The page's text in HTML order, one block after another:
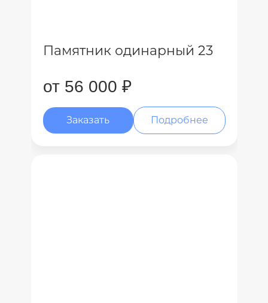
Памятник одинарный 23
от 56 000 ₽
Заказать Подробнее